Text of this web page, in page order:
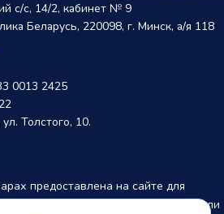
с/с, 14/2, кабинет № 9
Беларусь, 220098, г. Минск, а/я 118
0013 2425
Толстого, 10.
предоставлена на сайте для
публичной офертой. Производители